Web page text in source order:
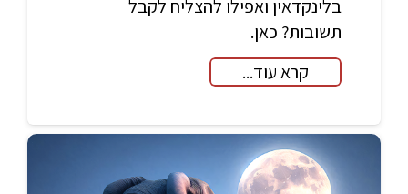
בלינקדאין ואפילו להצליח לקבל
תשובות? כאן.
קרא עוד...